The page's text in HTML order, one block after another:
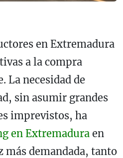
en Extremadura
a la compra
La necesidad de
sin asumir grandes
imprevistos, ha
en Extremadura en
más demandada, tanto